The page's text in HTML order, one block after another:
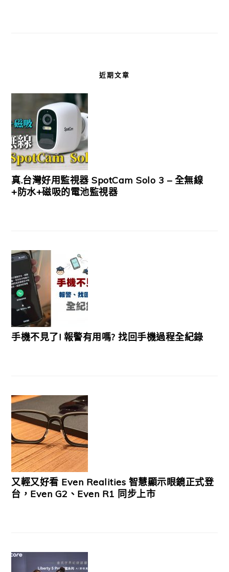
近期文章
真.台灣好用監視器 SpotCam Solo 3 – 全無線
+防水+磁吸的電池監視器
手機不見了! 報警有用嗎? 找回手機過程全紀錄
又輕又好看 Even Realities 智慧顯示眼鏡正式登
台，Even G2、Even R1 同步上市